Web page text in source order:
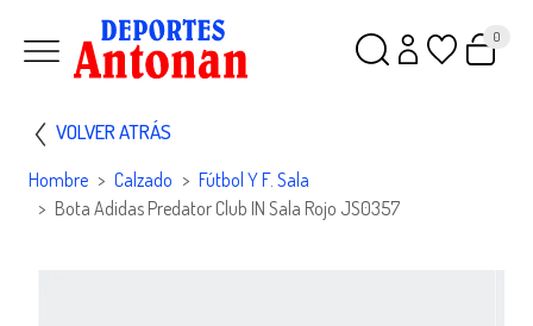
0
VOLVER ATRÁS
Hombre Calzado
Fútbol Y F. Sala
Bota Adidas Predator Club IN Sala Rojo JS0357